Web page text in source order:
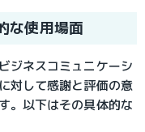
な使用場面
ジネスコミュニケーシ
対して感謝と評価の意
。以下はその具体的な